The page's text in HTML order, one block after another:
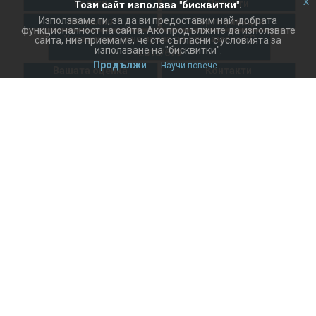
Услуги
Проекти
Актуално
Сертификация
Упражняване на права по регламент ЕС
2016/679
Вашата оценка
Контакти
Този сайт използва "бисквитки".
Използваме ги, за да ви предоставим най-добрата
функционалност на сайта. Ако продължите да използвате
сайта, ние приемаме, че сте съгласни с условията за
използване на "бисквитки".
Продължи
Научи повече...